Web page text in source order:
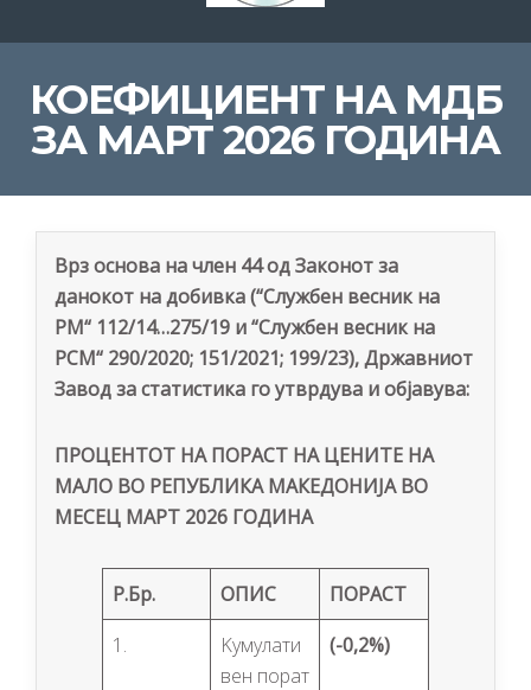
КОЕФИЦИЕНТ НА МДБ
ЗА МАРТ 2026 ГОДИНА
Врз основа на член 44 од Законот за
данокот на добивка (“Службен весник на
РМ“ 112/14…275/19 и “Службен весник на
РСМ“ 290/2020; 151/2021; 199/23), Државниот
Завод за статистика го утврдува и објавува:
ПРОЦЕНТОТ НА ПОРАСТ НА ЦЕНИТЕ НА
МАЛО ВО РЕПУБЛИКА МАКЕДОНИЈА ВО
МЕСЕЦ МАРТ 2026 ГОДИНА
Р.Бр. ОПИС
ПОРАСТ
1.
Kумулати
вен порат
(-0,2%)